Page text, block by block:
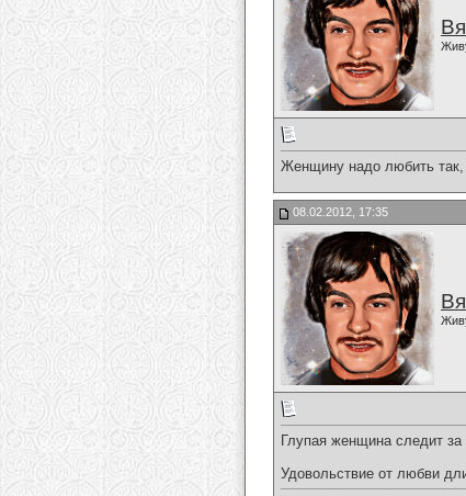
Женщину надо любить так,
08.02.2012, 17:35
Глупая женщина следит
Удовольствие от любви